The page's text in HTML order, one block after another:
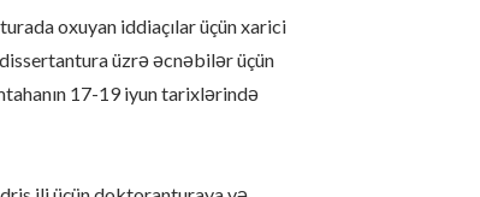
oxuyan iddiaçılar üçün xarici
üzrə əcnəbilər üçün
17-19 iyun tarixlərində